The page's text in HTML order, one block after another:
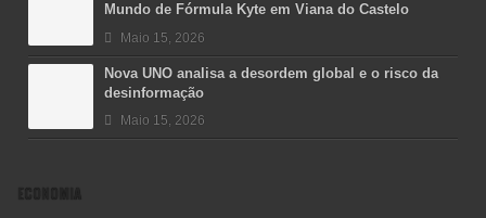
Mundo de Fórmula Kyte em Viana do Castelo
Maio 15, 2026
Nova UNO analisa a desordem global e o risco da
desinformação
Maio 15, 2026
ECONOMIA